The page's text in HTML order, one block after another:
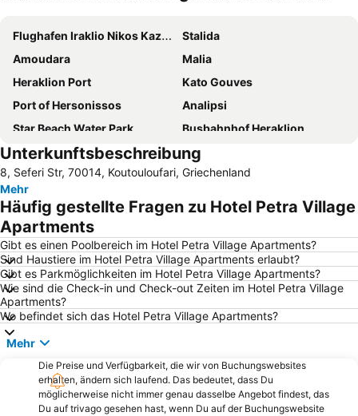
Flughafen Iraklio Nikos Kazantzakis
Stalida
Amoudara
Malia
Heraklion Port
Kato Gouves
Port of Hersonissos
Analipsi
Star Beach Water Park
Busbahnhof Heraklion
Elounda
Arina
Domes of Elounda - Gourmet Festival
Voulisma
Anissaras
Tsoutsouros
Limenas Chersonisou
Agios Nikolaos
Plaka
Agia Pelagia
Amnissos
Kokkini Chani
East Beach of Ierapetra
Acqua Plus Wasserpark
Archaeological Museum
Myrtos
Schisma
Karteros
Lygaria
Lasíthi Hochebene
Widerstandsdenkmal von Kreta
Agios Nikolaos
Unterkunftsbeschreibung
8, Seferi Str, 70014, Koutouloufari, Griechenland
Mehr
Häufig gestellte Fragen zu Hotel Petra Village
Apartments
Gibt es einen Poolbereich im Hotel Petra Village Apartments?
Sind Haustiere im Hotel Petra Village Apartments erlaubt?
Gibt es Parkmöglichkeiten im Hotel Petra Village Apartments?
Wie sind die Check-in und Check-out Zeiten im Hotel Petra Village
Apartments?
Wo befindet sich das Hotel Petra Village Apartments?
Mehr
Die Preise und Verfügbarkeit, die wir von Buchungswebsites
erhalten, ändern sich laufend. Das bedeutet, dass Du
möglicherweise nicht immer genau dasselbe Angebot findest, das
Du auf trivago gesehen hast, wenn Du auf der Buchungswebsite